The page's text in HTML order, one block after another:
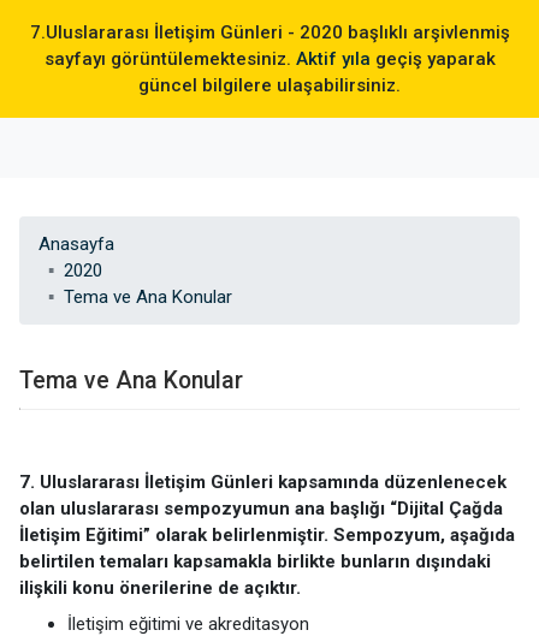
7.Uluslararası İletişim Günleri - 2020 başlıklı arşivlenmiş
sayfayı görüntülemektesiniz. Aktif yıla geçiş yaparak
güncel bilgilere ulaşabilirsiniz.
TR / EN
Anasayfa
2020
Tema ve Ana Konular
Tema ve Ana Konular
7. Uluslararası İletişim Günleri kapsamında düzenlenecek
olan uluslararası sempozyumun ana başlığı “Dijital Çağda
İletişim Eğitimi” olarak belirlenmiştir. Sempozyum, aşağıda
belirtilen temaları kapsamakla birlikte bunların dışındaki
ilişkili konu önerilerine de açıktır.
İletişim eğitimi ve akreditasyon
28 Eylül 2020
Özet Kitapçığın Web Sitesinde Yayınlanması